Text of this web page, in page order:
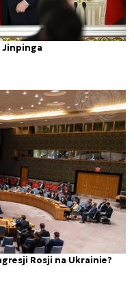
Jinpinga
Rosji na Ukrainie?